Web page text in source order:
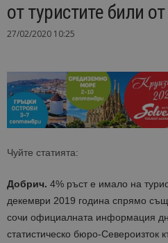
от туристите били
27/02/2020 10:25
Чуйте статията:
Добрич. 4% ръст е имало на
декември 2019 година спрямо
сочи официалната информация
статистическо бюро-